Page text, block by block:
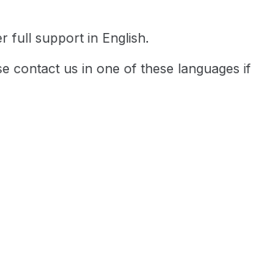
full support in English.
contact us in one of these languages if